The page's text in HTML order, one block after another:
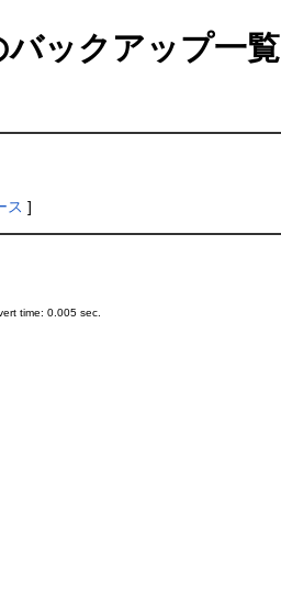
バックアップ一覧
ス ]
time: 0.005 sec.